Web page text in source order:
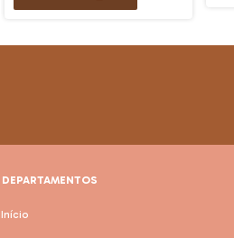
DEPARTAMENTOS
Início